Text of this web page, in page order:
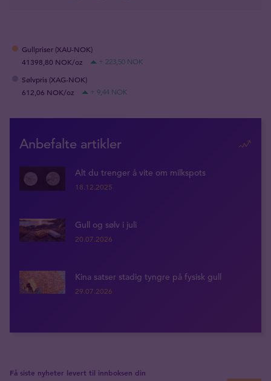
Gullpriser (XAU-NOK)
41398,80 NOK/oz
+ 223,50 NOK
Sølvpris (XAG-NOK)
612,06 NOK/oz
+ 9,44 NOK
Anbefalte artikler
Alt du trenger å vite om milkspots
18.12.2025
Gull og sølv i juli
20.07.2026
Kina satser stadig tyngre på fysisk gull
29.07.2026
Få siste nyheter levert til innboksen din